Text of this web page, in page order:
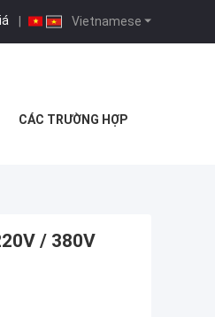
Vietnamese
|
CÁC TRƯỜNG HỢP
/ 380V